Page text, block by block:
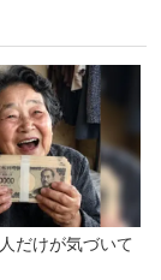
だけが気づいて